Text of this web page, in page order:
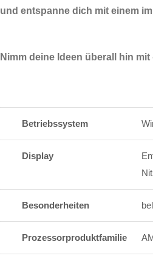
und entspanne dich mit einem
Nimm deine Ideen überall hin
Betriebssystem
Display
Besonderheiten
Prozessorproduktfamilie